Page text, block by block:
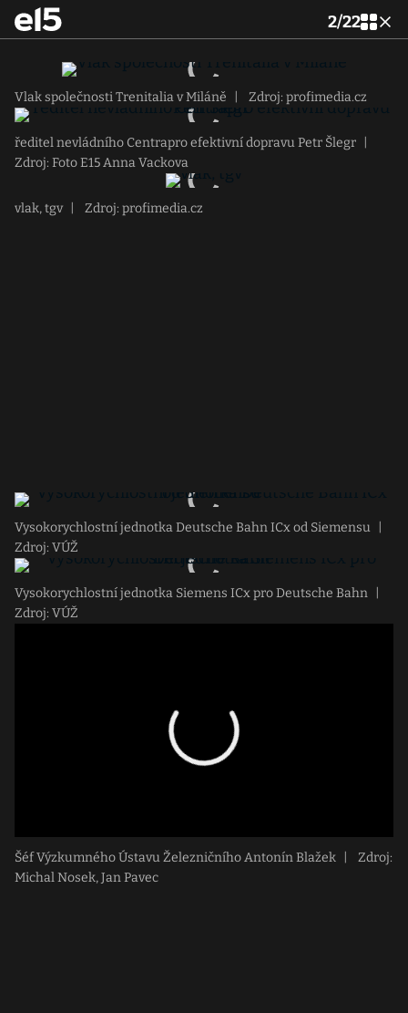
2/22
Vlak společnosti Trenitalia v Miláně Zdroj: profimedia.cz
ředitel nevládního Centrapro efektivní dopravu Petr Šlegr
Zdroj: Foto E15 Anna Vackova
vlak, tgv Zdroj: profimedia.cz
Vysokorychlostní jednotka Deutsche Bahn ICx od Siemensu
Zdroj: VÚŽ
Vysokorychlostní jednotka Siemens ICx pro Deutsche Bahn
Zdroj: VÚŽ
Šéf Výzkumného Ústavu Železničního Antonín Blažek
Zdroj:
Michal Nosek, Jan Pavec